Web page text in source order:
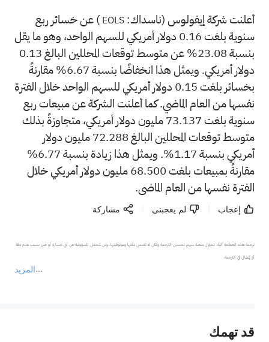
أعلنت شركة إيفولوس (ناسداك: EOLS) عن خسائر ربع
سنوية بلغت 0.16 دولار أمريكي للسهم الواحد، وهو ما يقل
بنسبة 23.08% عن متوسط توقعات المحللين البالغ 0.13
دولار أمريكي. ويمثل هذا انخفاضًا بنسبة 6.67% مقارنةً
بخسائر بلغت 0.15 دولار أمريكي للسهم الواحد خلال الفترة
نفسها من العام الماضي. كما أعلنت الشركة عن مبيعات ربع
سنوية بلغت 73.137 مليون دولار أمريكي، متجاوزةً بذلك
متوسط توقعات المحللين البالغ 72.288 مليون دولار
أمريكي بنسبة 1.17%. ويمثل هذا زيادة بنسبة 6.77%
مقارنةً بمبيعات بلغت 68.500 مليون دولار أمريكي خلال
الفترة نفسها من العام الماضي.
إعجاب لم يعجبنى مشاركة
المزيد
ترجمة هذه الصفحة آلية. تحاول منصة سهم تحسين الترجمة ولكن لا تضمن دقتها وموثوقيتها، ولن تتحمل المسؤولية عن أي خسارة أو ضرر بسبب عدم دقة
أو إغفال في الترجمة.
عند الضرورة، يرجى استشارة مستشار استثمار محترف. لا تقدم منصة سهم أي مشورة استثمارية، ولا تقدم أي التزامات أو ضمانات.
قد تهمك